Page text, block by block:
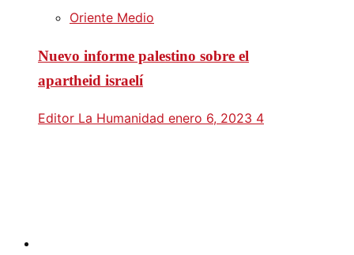
Oriente Medio
Nuevo informe palestino sobre el
apartheid israelí
Editor La Humanidad enero 6, 2023 4